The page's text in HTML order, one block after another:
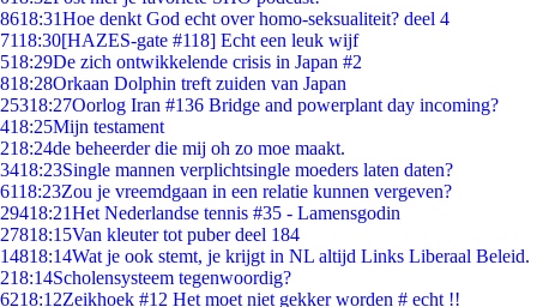
8618:31Hoe denkt God echt over homo-seksualiteit? deel 4
7118:30[HAZES-gate #118] Echt een leuk wijf
518:29De zich ontwikkelende crisis in Japan #2
818:28Orkaan Dolphin treft zuiden van Japan
25318:27Oorlog Iran #136 Bridge and powerplant day incoming?
418:25Mijn testament
218:24de beheerder die mij oh zo moe maakt.
3418:23Single mannen verplichtsingle moeders laten daten?
6118:23Zou je vreemdgaan in een relatie kunnen vergeven?
29418:21Het Nederlandse tennis #35 - Lamensgodin
27818:15Van kleuter tot puber deel 184
14818:14Wat je ook stemt, je krijgt in NL altijd Links Liberaal Beleid.
218:14Scholensysteem tegenwoordig?
6218:12Zeikhoek #12 Het moet niet gekker worden # echt !!